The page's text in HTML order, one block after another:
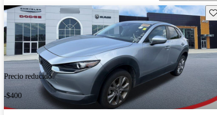
Precio reducido
-$400